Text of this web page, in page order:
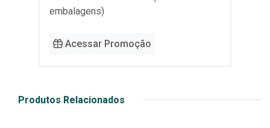
embalagens)
Acessar Promoção
Produtos Relacionados